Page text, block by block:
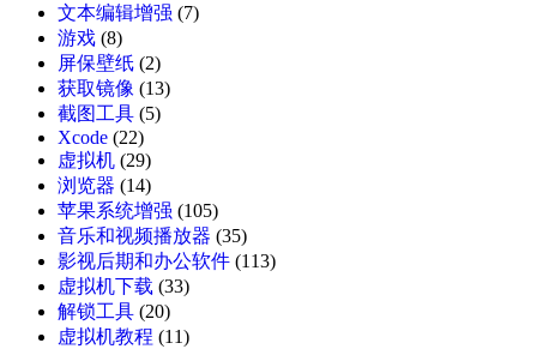
文本编辑增强 (7)
游戏 (8)
屏保壁纸 (2)
获取镜像 (13)
截图工具 (5)
Xcode (22)
虚拟机 (29)
浏览器 (14)
苹果系统增强 (105)
音乐和视频播放器 (35)
影视后期和办公软件 (113)
虚拟机下载 (33)
解锁工具 (20)
虚拟机教程 (11)